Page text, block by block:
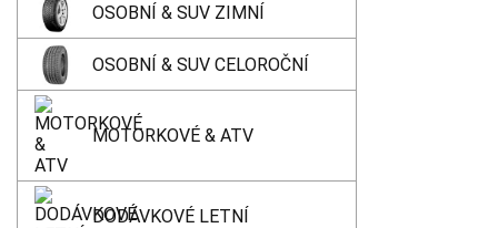
OSOBNÍ & SUV ZIMNÍ
OSOBNÍ & SUV CELOROČNÍ
MOTORKOVÉ & ATV
DODÁVKOVÉ LETNÍ